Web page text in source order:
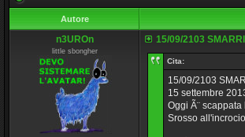
Autore
n3UROn
little sbongher
15/09/2103
Cita:
15/09/2103
15 settembre
Oggi Ã¨
Srosso